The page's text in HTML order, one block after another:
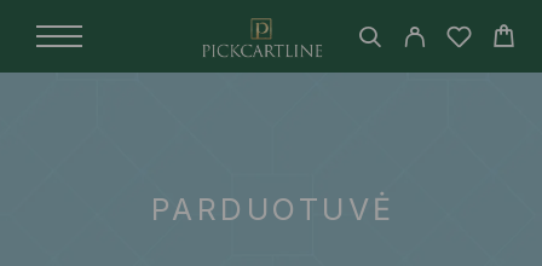
PARDUOTUVĖ